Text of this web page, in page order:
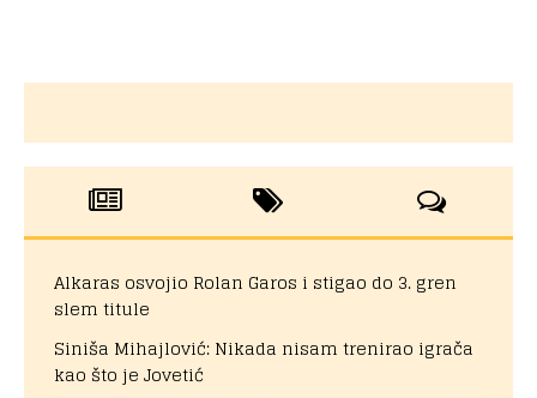
Alkaras osvojio Rolan Garos i stigao do 3. gren
slem titule
Siniša Mihajlović: Nikada nisam trenirao igrača
kao što je Jovetić